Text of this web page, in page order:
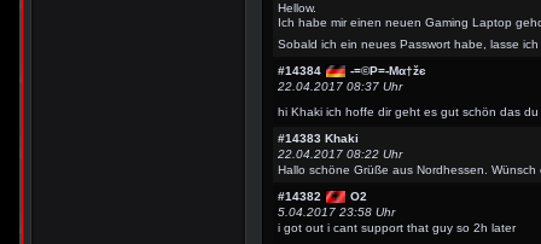
Hellow.
Ich habe mir einen neuen Gaming Laptop
Sobald ich ein neues Passwort habe, lasse
#14384
-=©P=-Мα†žє
22.04.2017 08:37 Uhr
hi Khaki ich hoffe dir geht es gut schön das
#14383 Khaki
22.04.2017 08:22 Uhr
Hallo schöne Grüße aus Nordhessen.
#14382
O2
5.04.2017 23:58 Uhr
i got out i cant support that guy so 2h later